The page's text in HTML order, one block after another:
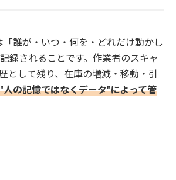
誰が・いつ・何を・どれだけ動かし
録されることです。作業者のスキャ
として残り、在庫の増減・移動・引
"人の記憶ではなくデータ"によって管